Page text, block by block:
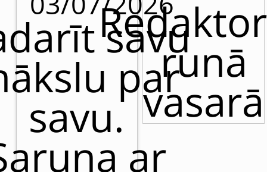
savu
par
savu.
ar
runā
vasarā